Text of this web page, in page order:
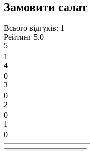
Замовити
Всього відгуків: 1
Рейтинг 5.0
5
1
4
0
3
0
2
0
1
0